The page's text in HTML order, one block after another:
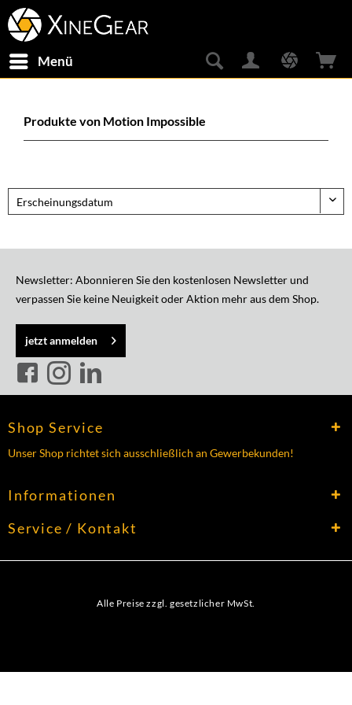
Menü
Produkte von Motion Impossible
Newsletter: Abonnieren Sie den kostenlosen Newsletter und
verpassen Sie keine Neuigkeit oder Aktion mehr aus dem Shop.
jetzt anmelden
Shop Service
Unser Shop richtet sich ausschließlich an Gewerbekunden!
Informationen
Service / Kontakt
Alle Preise zzgl. gesetzlicher MwSt.